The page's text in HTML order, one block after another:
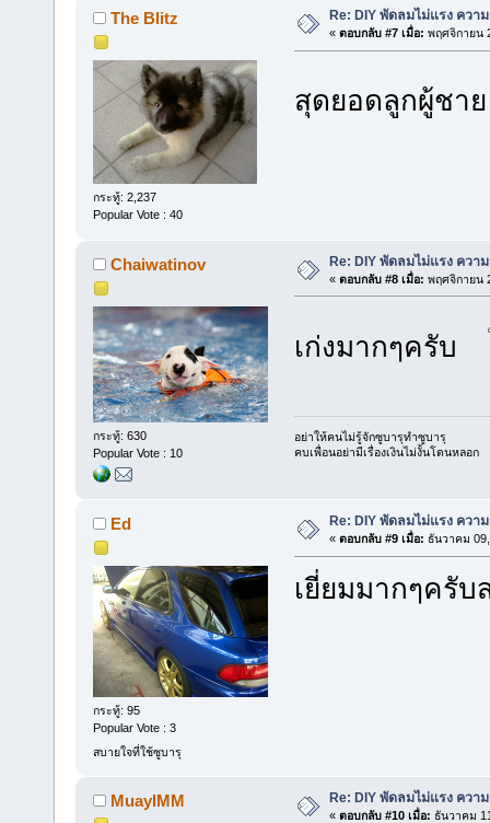
The Blitz
กระทู้: 2,237
Popular Vote : 40
Re: DIY พัดลมไม่แรง คว
« ตอบกลับ #7 เมื่อ: พฤศจิกายน
สุดยอดลูกผู้ชา
Chaiwatinov
กระทู้: 630
Popular Vote : 10
Re: DIY พัดลมไม่แรง คว
« ตอบกลับ #8 เมื่อ: พฤศจิกายน
เก่งมากๆครับ
อย่าให้คนไม่รู้จักซูบารุทำซูบารุ
คบเพื่อนอย่ามีเรื่องเงินไม่งั้นโดนหลอก
Ed
กระทู้: 95
Popular Vote : 3
สบายใจที่ใช้ซูบารุ
Re: DIY พัดลมไม่แรง คว
« ตอบกลับ #9 เมื่อ: ธันวาคม
เยี่ยมมากๆครับ
MuayIMM Re: DIY พัดลมไม่แรง คว
« ตอบกลับ #10 เมื่อ: ธันวาคม